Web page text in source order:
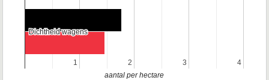
1
1 2
2 3
3 4
4
Dichtheid wagens
Dichtheid wagens
aantal per hectare